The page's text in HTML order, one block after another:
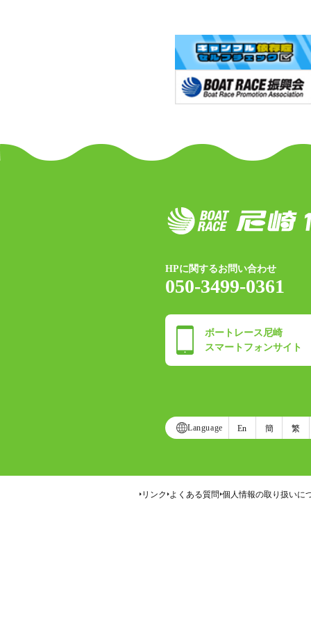
HPに関するお問い合わせ
050-3499-0361
ボートレース尼崎
スマートフォンサイト
Language En 簡 繁
リンク よくある質問 個人情報の取り扱いに